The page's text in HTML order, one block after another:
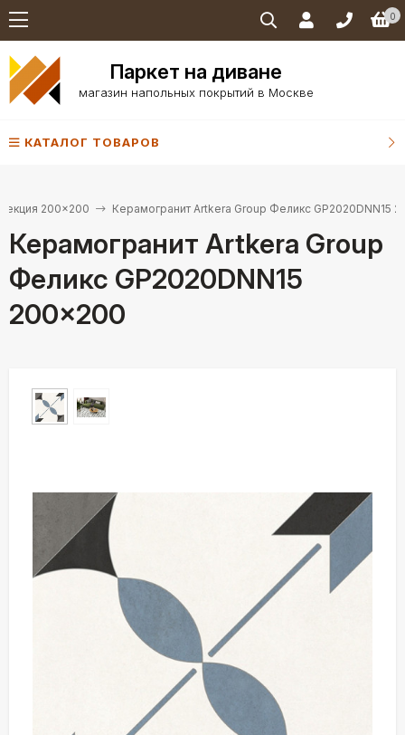
0
Паркет на диване
магазин напольных покрытий в Москве
КАТАЛОГ ТОВАРОВ
200×200 Керамогранит Artkera Group Феликс GP2020DNN15
Керамогранит Artkera Group
Феликс GP2020DNN15
200×200